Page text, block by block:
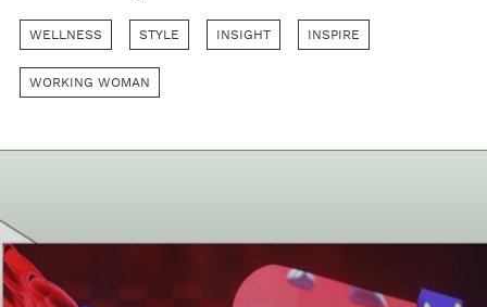
WELLNESS STYLE INSIGHT INSPIRE
WORKING WOMAN